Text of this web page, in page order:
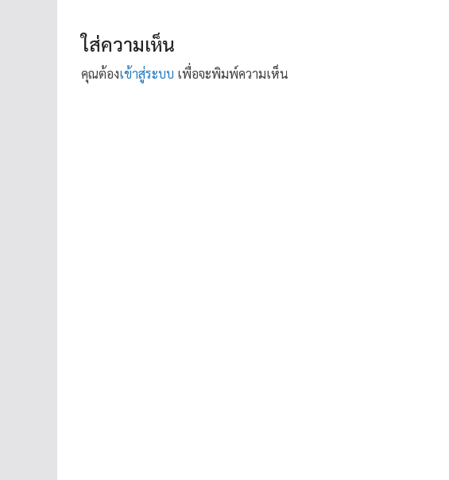
ใส่ความเห็น
คุณต้องเข้าสู่ระบบ เพื่อจะพิมพ์ความเห็น